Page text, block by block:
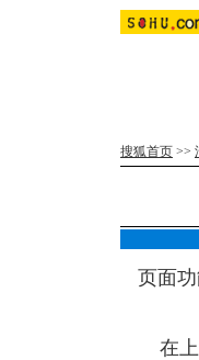
搜狐首页 >>
页面
在上海